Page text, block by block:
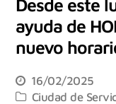
Desde este
ayuda de
nuevo
16/02/2025
Ciudad de